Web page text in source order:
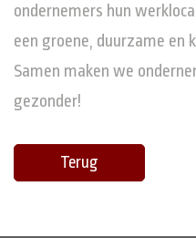
ondernemers hun
een groene, duurzame
Samen maken we
gezonder!
Terug